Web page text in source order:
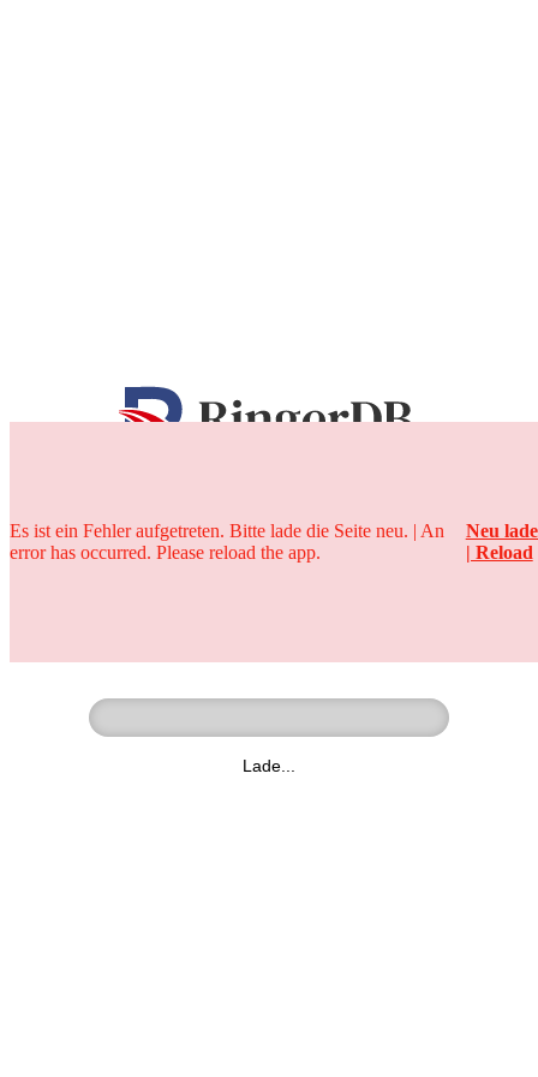
25 Jahre
Lade...
Es ist ein Fehler aufgetreten. Bitte lade die Seite neu. | An
error has occurred. Please reload the app.
Neu
| Reload